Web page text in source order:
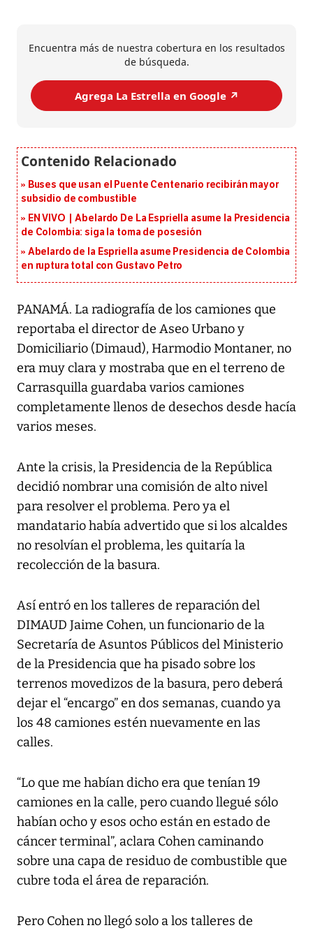
Encuentra más de nuestra cobertura en los resultados
de búsqueda.
Agrega La Estrella en Google ↗️
Buses que usan el Puente Centenario recibirán mayor
subsidio de combustible
EN VIVO | Abelardo De La Espriella asume la Presidencia
de Colombia: siga la toma de posesión
Abelardo de la Espriella asume Presidencia de Colombia
en ruptura total con Gustavo Petro
PANAMÁ. La radiografía de los camiones que
reportaba el director de Aseo Urbano y
Domiciliario (Dimaud), Harmodio Montaner, no
era muy clara y mostraba que en el terreno de
Carrasquilla guardaba varios camiones
completamente llenos de desechos desde hacía
varios meses.
Ante la crisis, la Presidencia de la República
decidió nombrar una comisión de alto nivel
para resolver el problema. Pero ya el
mandatario había advertido que si los alcaldes
no resolvían el problema, les quitaría la
recolección de la basura.
Así entró en los talleres de reparación del
DIMAUD Jaime Cohen, un funcionario de la
Secretaría de Asuntos Públicos del Ministerio
de la Presidencia que ha pisado sobre los
terrenos movedizos de la basura, pero deberá
dejar el “encargo” en dos semanas, cuando ya
los 48 camiones estén nuevamente en las
calles.
“Lo que me habían dicho era que tenían 19
camiones en la calle, pero cuando llegué sólo
habían ocho y esos ocho están en estado de
cáncer terminal”, aclara Cohen caminando
sobre una capa de residuo de combustible que
cubre toda el área de reparación.
Pero Cohen no llegó solo a los talleres de